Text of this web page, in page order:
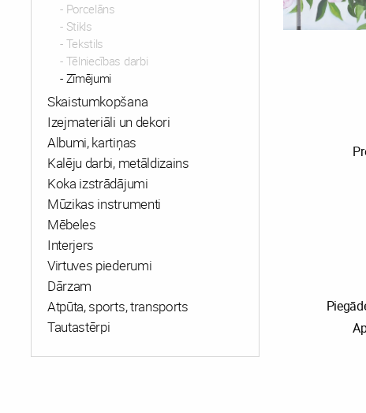
Porcelāns
Stikls
Tekstils
Tēlniecības darbi
Zīmējumi
Skaistumkopšana
Izejmateriāli un dekori
Albumi, kartiņas
Kalēju darbi, metāldizains
Koka izstrādājumi
Mūzikas instrumenti
Mēbeles
Interjers
Virtuves piederumi
Dārzam
Atpūta, sports, transports
Tautastērpi